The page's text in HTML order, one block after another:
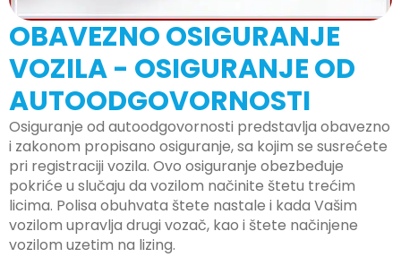
OBAVEZNO OSIGURANJE
VOZILA - OSIGURANJE OD
AUTOODGOVORNOSTI
Osiguranje od autoodgovornosti predstavlja obavezno
i zakonom propisano osiguranje, sa kojim se susrećete
pri registraciji vozila. Ovo osiguranje obezbeđuje
pokriće u slučaju da vozilom načinite štetu trećim
licima. Polisa obuhvata štete nastale i kada Vašim
vozilom upravlja drugi vozač, kao i štete načinjene
vozilom uzetim na lizing.